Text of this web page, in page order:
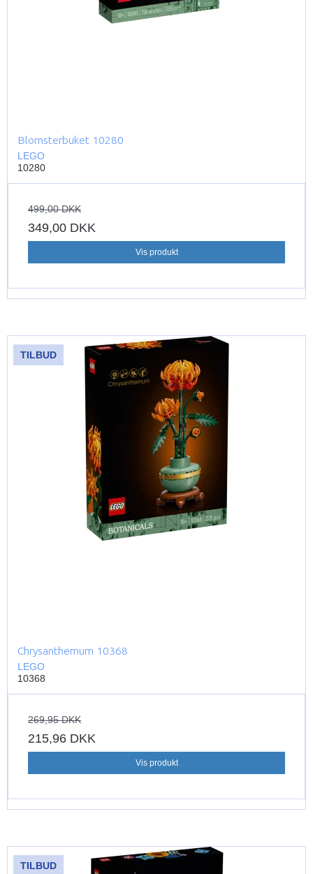
Blomsterbuket 10280
LEGO
10280
499,00 DKK
349,00 DKK
Vis produkt
TILBUD
Chrysanthemum 10368
LEGO
10368
269,95 DKK
215,96 DKK
Vis produkt
TILBUD